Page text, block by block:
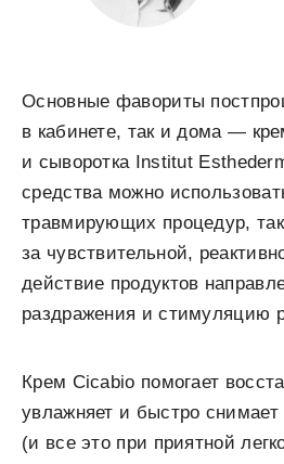
Основные фавориты
в кабинете, так и дома —
и сыворотка Institut
средства можно
травмирующих процедур,
за чувствительной,
действие продуктов
раздражения и стимуляцию
Крем Cicabio помогает
увлажняет и быстро
(и все это при приятной